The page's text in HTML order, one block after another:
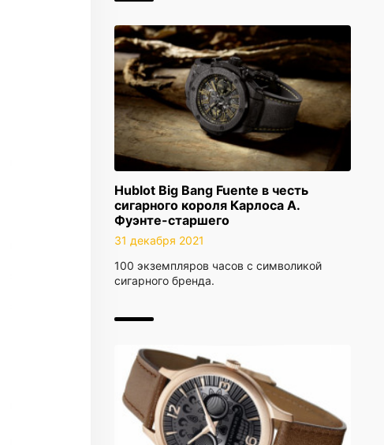
Hublot Big Bang Fuente в честь
сигарного короля Карлоса А.
Фуэнте-старшего
31 декабря 2021
100 экземпляров часов с символикой
сигарного бренда.